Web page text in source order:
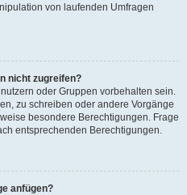
von laufenden Umfragen
nicht zugreifen?
oder Gruppen vorbehalten sein.
zu schreiben oder andere Vorgänge
besondere Berechtigungen. Frage
entsprechenden Berechtigungen.
anfügen?